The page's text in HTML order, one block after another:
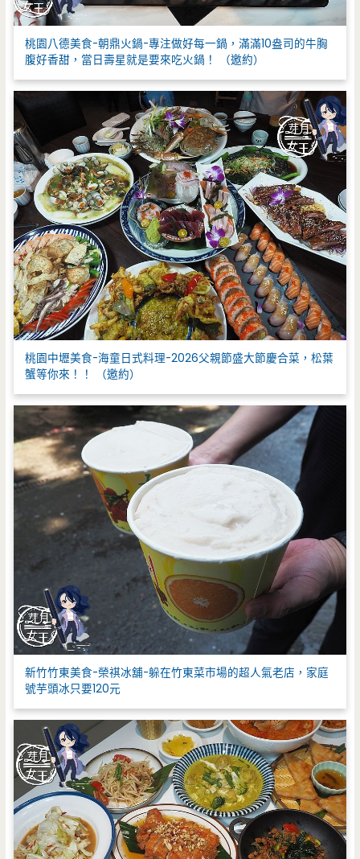
桃園八德美食-朝鼎火鍋-專注做好每一鍋，滿滿10盎司的牛胸
腹好香甜，當日壽星就是要來吃火鍋！ （邀約）
桃園中壢美食-海童日式料理-2026父親節盛大節慶合菜，松葉
蟹等你來！！ （邀約）
新竹竹東美食-榮祺冰舖-躲在竹東菜市場的超人氣老店，家庭
號芋頭冰只要120元